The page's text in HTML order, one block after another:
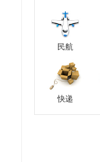
民航
快递